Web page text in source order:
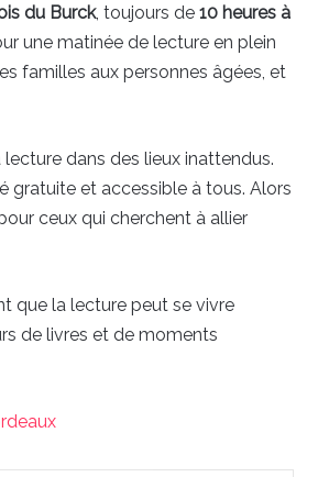
du Burck, toujours de 10 heures à
une matinée de lecture en plein
familles aux personnes âgées, et
dans des lieux inattendus.
gratuite et accessible à tous. Alors
ceux qui cherchent à allier
que la lecture peut se vivre
de livres et de moments